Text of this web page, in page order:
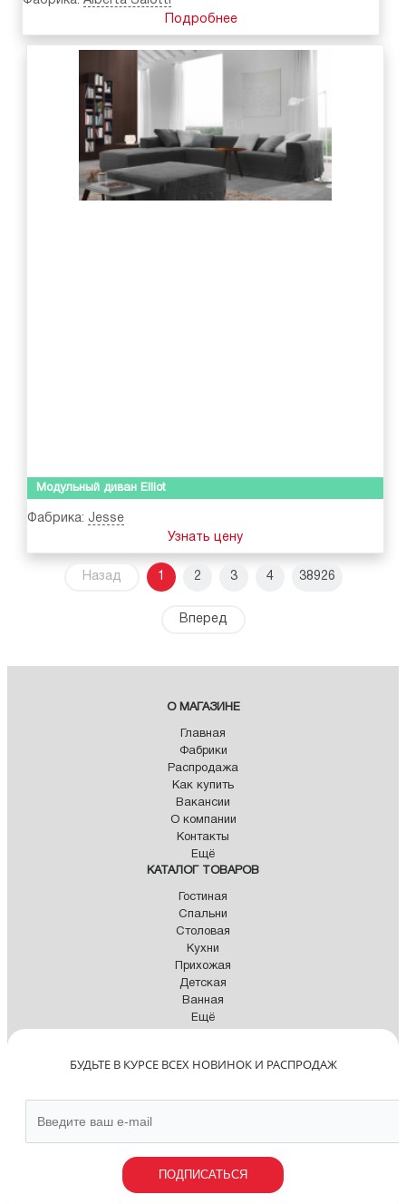
Подробнее
Модульный диван Elliot
Фабрика: Jesse
Узнать цену
Назад 1 2 3 4 38926
Вперед
О МАГАЗИНЕ
Главная
Фабрики
Распродажа
Как купить
Вакансии
О компании
Контакты
Ещё
КАТАЛОГ ТОВАРОВ
Гостиная
Спальни
Столовая
Кухни
Прихожая
Детская
Ванная
Ещё
БУДЬТЕ В КУРСЕ ВСЕХ НОВИНОК И РАСПРОДАЖ
ПОДПИСАТЬСЯ